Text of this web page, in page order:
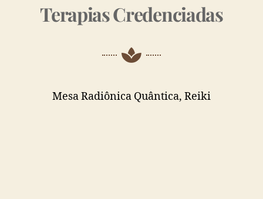
Terapias Credenciadas
Mesa Radiônica Quântica, Reiki